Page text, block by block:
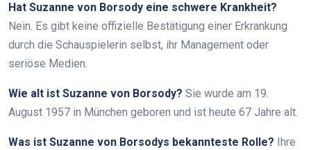
Hat Suzanne von Borsody eine schwere Krankheit?
Nein. Es gibt keine offizielle Bestätigung einer Erkrankung
durch die Schauspielerin selbst, ihr Management oder
seriöse Medien.
Wie alt ist Suzanne von Borsody? Sie wurde am 19.
August 1957 in München geboren und ist heute 67 Jahre alt.
Was ist Suzanne von Borsodys bekannteste Rolle? Ihre